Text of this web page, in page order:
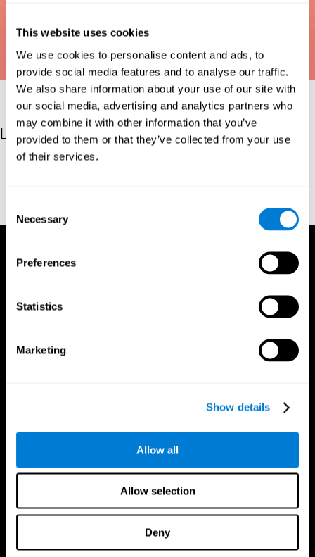
This website uses cookies
We use cookies to personalise content and ads, to
provide social media features and to analyse our traffic.
We also share information about your use of our site with
our social media, advertising and analytics partners who
may combine it with other information that you’ve
provided to them or that they’ve collected from your use
of their services.
Selection
Necessary
Preferences
Statistics
Marketing
Show details
Allow all
Allow selection
Deny
Les références
Bastiaanse, Y. R. M., Edwards, S., Maas, E., & Rispens, J. E.
App CogniFit